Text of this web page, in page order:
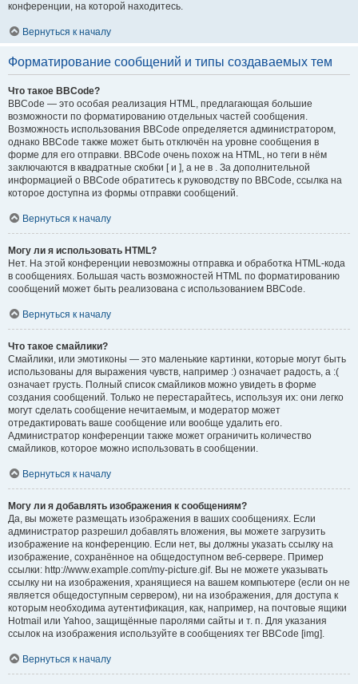
конференции, на которой находитесь.
Вернуться к началу
Форматирование сообщений и типы создаваемых тем
Что такое BBCode?
BBCode — это особая реализация HTML, предлагающая большие
возможности по форматированию отдельных частей сообщения.
Возможность использования BBCode определяется администратором,
однако BBCode также может быть отключён на уровне сообщения в
форме для его отправки. BBCode очень похож на HTML, но теги в нём
заключаются в квадратные скобки [ и ], а не в . За дополнительной
информацией о BBCode обратитесь к руководству по BBCode, ссылка на
которое доступна из формы отправки сообщений.
Вернуться к началу
Могу ли я использовать HTML?
Нет. На этой конференции невозможны отправка и обработка HTML-кода
в сообщениях. Большая часть возможностей HTML по форматированию
сообщений может быть реализована с использованием BBCode.
Вернуться к началу
Что такое смайлики?
Смайлики, или эмотиконы — это маленькие картинки, которые могут быть
использованы для выражения чувств, например :) означает радость, а :(
означает грусть. Полный список смайликов можно увидеть в форме
создания сообщений. Только не перестарайтесь, используя их: они легко
могут сделать сообщение нечитаемым, и модератор может
отредактировать ваше сообщение или вообще удалить его.
Администратор конференции также может ограничить количество
смайликов, которое можно использовать в сообщении.
Вернуться к началу
Могу ли я добавлять изображения к сообщениям?
Да, вы можете размещать изображения в ваших сообщениях. Если
администратор разрешил добавлять вложения, вы можете загрузить
изображение на конференцию. Если нет, вы должны указать ссылку на
изображение, сохранённое на общедоступном веб-сервере. Пример
ссылки: http://www.example.com/my-picture.gif. Вы не можете указывать
ссылку ни на изображения, хранящиеся на вашем компьютере (если он не
является общедоступным сервером), ни на изображения, для доступа к
которым необходима аутентификация, как, например, на почтовые ящики
Hotmail или Yahoo, защищённые паролями сайты и т. п. Для указания
ссылок на изображения используйте в сообщениях тег BBCode [img].
Вернуться к началу